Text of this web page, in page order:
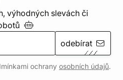
výhodných slevách či
odebírat
ochrany osobních údajů.